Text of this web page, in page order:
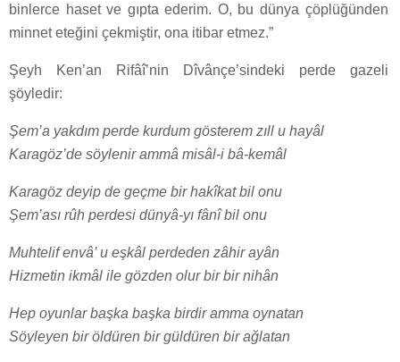
binlerce haset ve gıpta ederim. O, bu dünya çöplüğünden
minnet eteğini çekmiştir, ona itibar etmez.”
Şeyh Ken’an Rifâî’nin Dîvânçe’sindeki perde gazeli
şöyledir:
Şem’a yakdım perde kurdum gösterem zıll u hayâl
Karagöz’de söylenir ammâ misâl-i bâ-kemâl
Karagöz deyip de geçme bir hakîkat bil onu
Şem’ası rûh perdesi dünyâ-yı fânî bil onu
Muhtelif envâ’ u eşkâl perdeden zâhir ayân
Hizmetin ikmâl ile gözden olur bir bir nihân
Hep oyunlar başka başka birdir amma oynatan
Söyleyen bir öldüren bir güldüren bir ağlatan